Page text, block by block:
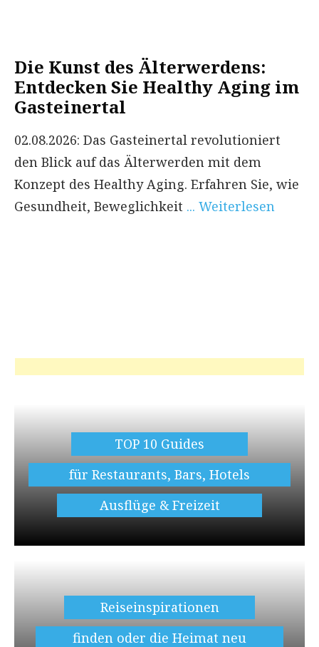
Die Kunst des Älterwerdens:
Entdecken Sie Healthy Aging im
Gasteinertal
02.08.2026: Das Gasteinertal revolutioniert
den Blick auf das Älterwerden mit dem
Konzept des Healthy Aging. Erfahren Sie, wie
Gesundheit, Beweglichkeit ... Weiterlesen
TOP 10 Guides
für Restaurants, Bars, Hotels
Ausflüge & Freizeit
Reiseinspirationen
finden oder die Heimat neu